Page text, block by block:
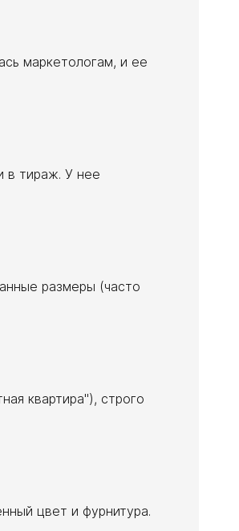
маркетологам, и ее
в тираж. У нее
размеры (часто
квартира"), строго
цвет и фурнитура.